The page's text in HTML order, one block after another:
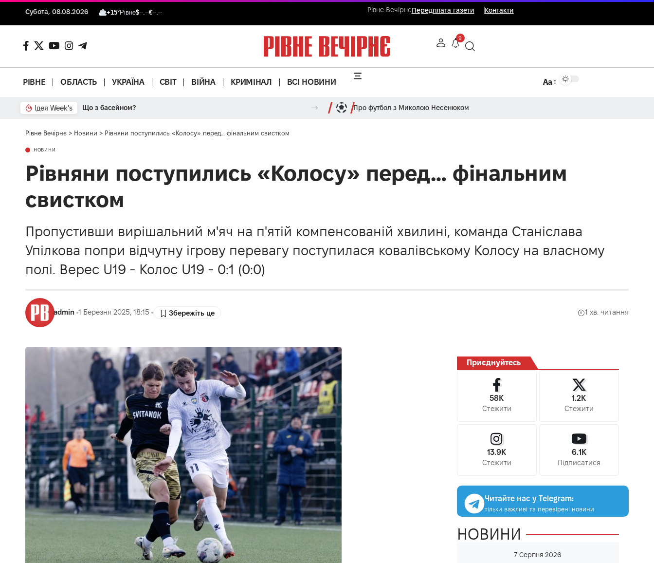
Субота, 08.08.2026 +15°Рівне$--.--€--.-- Рівне ВечірнєПередплата газети Контакти
9
РІВНЕ ОБЛАСТЬ УКРАЇНА СВІТ ВІЙНА КРИМІНАЛ ВСІ НОВИНИ Аа
Ідея Week's Що з басейном? Про футбол з Миколою Несенюком
Рівне Вечірнє > Новини > Рівняни поступились «Колосу» перед… фінальним свистком
НОВИНИ
Рівняни поступились «Колосу» перед… фінальним
свистком
Пропустивши вирішальний м'яч на п'ятій компенсованій хвилині, команда Станіслава
Упілкова попри відчутну ігрову перевагу поступилася ковалівському Колосу на власному
полі. Верес U19 - Колос U19 - 0:1 (0:0)
admin 1 Березня 2025, 18:15 1 хв. читання
Приєднуйтесь
58K
Стежити
1.2K
Стежити
13.9K
Стежити
6.1K
Підписатися
Читайте нас у Telegram:
тільки важливі та перевірені новини
НОВИНИ
7 Серпня 2026